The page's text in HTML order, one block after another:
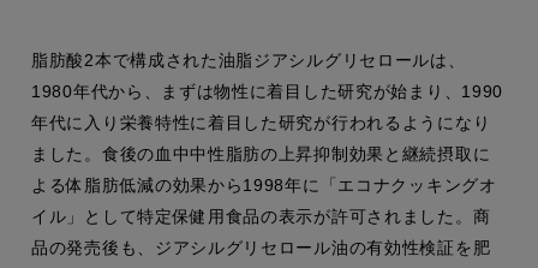
脂肪酸2本で構成された油脂ジアシルグリセロールは、
1980年代から、まずは物性に着目した研究が始まり、1990
年代に入り栄養特性に着目した研究が行われるようになり
ました。食後の血中中性脂肪の上昇抑制効果と継続摂取に
よる体脂肪低減の効果から1998年に「エコナクッキングオ
イル」として特定保健用食品の表示が許可されました。商
品の発売後も、ジアシルグリセロール油の有効性検証を肥